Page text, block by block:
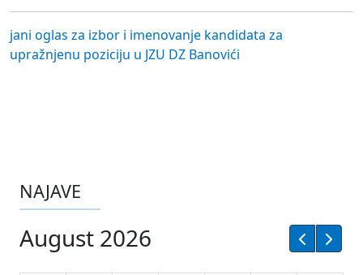
jani oglas za izbor i imenovanje kandidata za
upražnjenu poziciju u JZU DZ Banovići
NAJAVE
August 2026